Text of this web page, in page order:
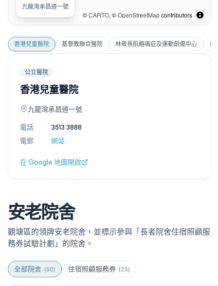
©CARTO, ©OpenStreetMapcontributors
九龍灣承昌道一號
香港兒童醫院 基督教聯合醫院 林敬熹肌骼痛症及運動創傷中心 香
公立醫院
香港兒童醫院
九龍灣承昌道一號
電話
3513 3888
電郵
網站
在 Google 地圖開啟
安老院舍
觀塘區的領牌安老院舍，並標示參與「長者院舍住宿照顧服
務券試驗計劃」的院舍。
全部院舍 (50) 住宿照顧服務券 (23)